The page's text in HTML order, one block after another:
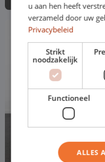
u aan hen heeft
verzameld door uw
Privacybeleid
Strikt
noodzakelijk
Functioneel
ALLES